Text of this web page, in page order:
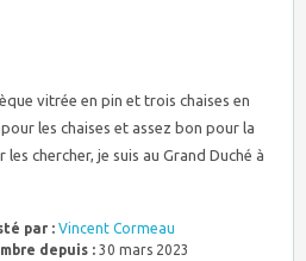
vitrée en pin et trois chaises en
les chaises et assez bon pour la
chercher, je suis au Grand Duché à
par : Vincent Cormeau
depuis : 30 mars 2023